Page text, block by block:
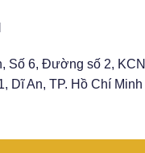
Số 6, Đường số 2,
Dĩ An, TP. Hồ Chí Minh